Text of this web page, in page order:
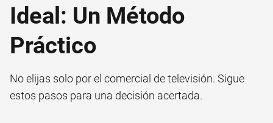
Ideal: Un Método
Práctico
No elijas solo por el comercial de televisión. Sigue
estos pasos para una decisión acertada.